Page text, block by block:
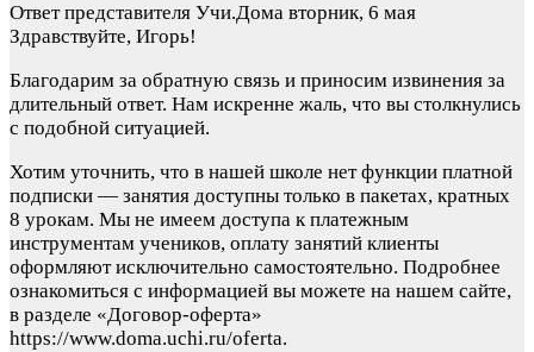
Ответ представителя Учи.Дома вторник, 6 мая
Здравствуйте, Игорь!
Благодарим за обратную связь и приносим извинения за
длительный ответ. Нам искренне жаль, что вы столкнулись
с подобной ситуацией.
Хотим уточнить, что в нашей школе нет функции платной
подписки — занятия доступны только в пакетах, кратных
8 урокам. Мы не имеем доступа к платежным
инструментам учеников, оплату занятий клиенты
оформляют исключительно самостоятельно. Подробнее
ознакомиться с информацией вы можете на нашем сайте,
в разделе «Договор-оферта»
https://www.doma.uchi.ru/oferta.